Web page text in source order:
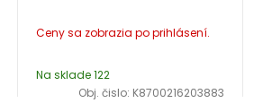
Na sklade 122
Obj. čislo: K8700216203883